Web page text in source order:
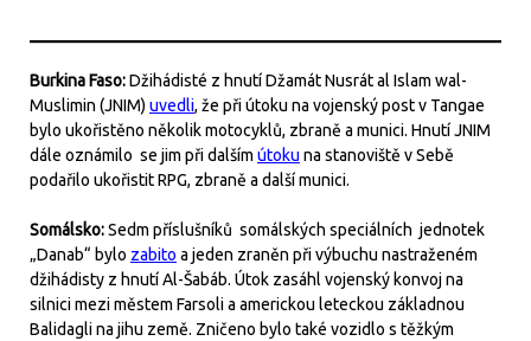
Burkina Faso:Džihádisté z hnutí Džamát Nusrát al Islam wal-
Muslimin (JNIM) uvedli, že při útoku na vojenský post v Tangae
bylo ukořistěno několik motocyklů, zbraně a munici. Hnutí JNIM
dále oznámilo se jim při dalším útoku na stanoviště v Sebě
podařilo ukořistit RPG, zbraně a další munici.
Somálsko:Sedm příslušníků somálských speciálních jednotek
„Danab“ bylo zabito a jeden zraněn při výbuchu nastraženém
džihádisty z hnutí Al-Šabáb. Útok zasáhl vojenský konvoj na
silnici mezi městem Farsoli a americkou leteckou základnou
Balidagli na jihu země. Zničeno bylo také vozidlo s těžkým